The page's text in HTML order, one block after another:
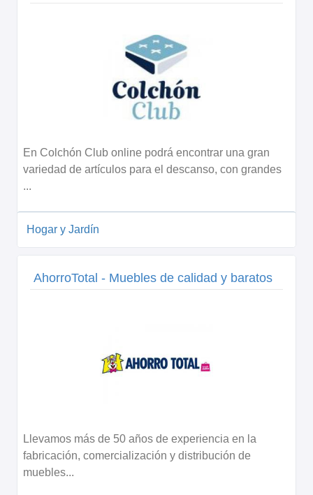
En Colchón Club online podrá encontrar una gran
variedad de artículos para el descanso, con grandes
...
Hogar y Jardín
AhorroTotal - Muebles de calidad y baratos
Llevamos más de 50 años de experiencia en la
fabricación, comercialización y distribución de
muebles...